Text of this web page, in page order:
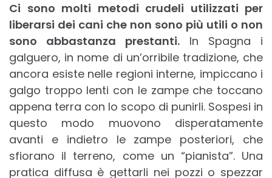
Ci sono molti metodi crudeli utilizzati per
liberarsi dei cani che non sono più utili o non
sono abbastanza prestanti. In Spagna i
galguero, in nome di un’orribile tradizione, che
ancora esiste nelle regioni interne, impiccano i
galgo troppo lenti con le zampe che toccano
appena terra con lo scopo di punirli. Sospesi in
questo modo muovono disperatamente
avanti e indietro le zampe posteriori, che
sfiorano il terreno, come un “pianista”. Una
pratica diffusa è gettarli nei pozzi o spezzar